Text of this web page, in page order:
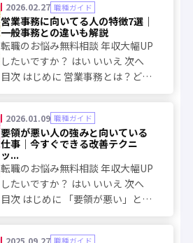
2026.02.27 職種ガイド
営業事務に向いてる人の特徴7選｜
一般事務との違いも解説
転職のお悩み無料相談 年収大幅UP
したいですか？ はい いいえ 次へ
目次 はじめに 営業事務とは？どん
務に向いてる人の特徴7選 営業事
務に向いていない人の特徴 未経験
から...
2026.01.09 職種ガイド
要領が悪い人の強みと向いている
仕事｜今すぐできる改善テクニ
ッ...
転職のお悩み無料相談 年収大幅UP
したいですか？ はい いいえ 次へ
目次 はじめに 「要領が悪い」と悩
職種ガイド